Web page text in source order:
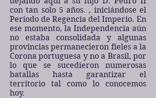
con tan solo 5 años. , iniciándose el
Período de Regencia del Imperio. En
ese momento, la Independencia aún
no estaba consolidada y algunas
provincias permanecieron fieles a la
Corona portuguesa y no a Brasil, por
lo que se sucedieron numerosas
batallas hasta garantizar el
territorio tal como lo conocemos
hoy.